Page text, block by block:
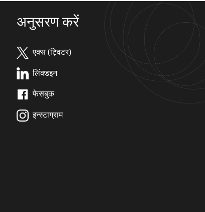
अनुसरण करें
एक्स (ट्विटर)
लिंक्डइन
फेसबुक
इन्स्टाग्राम